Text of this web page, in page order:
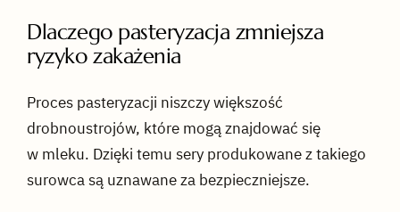
Dlaczego pasteryzacja zmniejsza
ryzyko zakażenia
Proces pasteryzacji niszczy większość
drobnoustrojów, które mogą znajdować się
w mleku. Dzięki temu sery produkowane z takiego
surowca są uznawane za bezpieczniejsze.